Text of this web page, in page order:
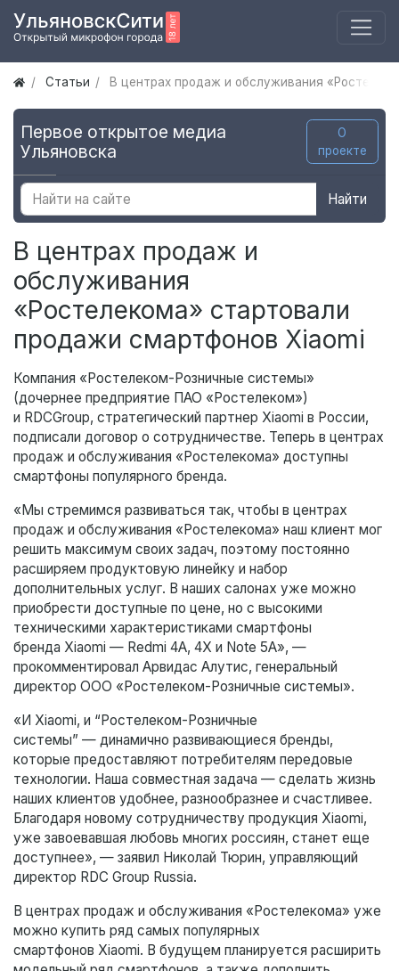
Статьи В центрах продаж и обслуживания
Первое открытое медиа
Ульяновска
О
проекте
Найти
В центрах продаж и
обслуживания
«Ростелекома» стартовали
продажи смартфонов Xiaomi
Компания «Ростелеком-Розничные системы»
(дочернее предприятие ПАО «Ростелеком»)
и RDCGroup, стратегический партнер Xiaomi в России,
подписали договор о сотрудничестве. Теперь в центрах
продаж и обслуживания «Ростелекома» доступны
смартфоны популярного бренда.
«Мы стремимся развиваться так, чтобы в центрах
продаж и обслуживания «Ростелекома» наш клиент мог
решить максимум своих задач, поэтому постоянно
расширяем продуктовую линейку и набор
дополнительных услуг. В наших салонах уже можно
приобрести доступные по цене, но с высокими
техническими характеристиками смартфоны
бренда Xiaomi — Redmi 4А, 4X и Note 5А», —
прокомментировал Арвидас Алутис, генеральный
директор ООО «Ростелеком-Розничные системы».
«И Xiaomi, и “Ростелеком-Розничные
системы” — динамично развивающиеся бренды,
которые предоставляют потребителям передовые
технологии. Наша совместная задача — сделать жизнь
наших клиентов удобнее, разнообразнее и счастливее.
Благодаря новому сотрудничеству продукция Xiaomi,
уже завоевавшая любовь многих россиян, станет еще
доступнее», — заявил Николай Тюрин, управляющий
директор RDC Group Russia.
В центрах продаж и обслуживания «Ростелекома» уже
можно купить ряд самых популярных
смартфонов Xiaomi. В будущем планируется расширить